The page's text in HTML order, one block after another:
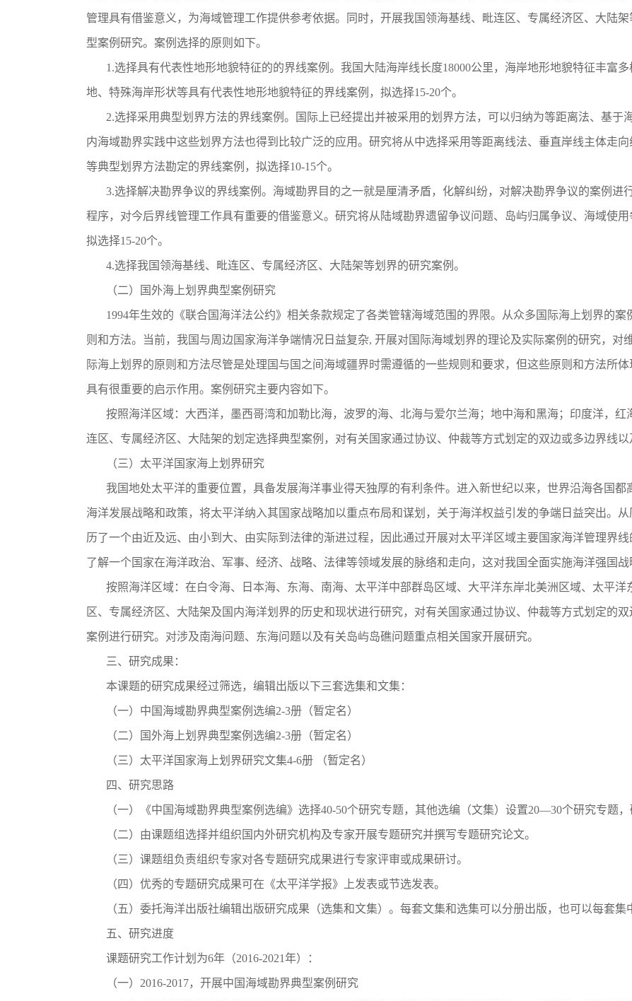
管理具有借鉴意义，为海域管理工作提供参考依据。同时，开展我国领海基线、毗连区、专属经济区、大陆
型案例研究。案例选择的原则如下。
1.选择具有代表性地形地貌特征的的界线案例。我国大陆海岸线长度18000公里，海岸地形地貌特征丰富
地、特殊海岸形状等具有代表性地形地貌特征的界线案例，拟选择15-20个。
2.选择采用典型划界方法的界线案例。国际上已经提出并被采用的划界方法，可以归纳为等距离法、基于
内海域勘界实践中这些划界方法也得到比较广泛的应用。研究将从中选择采用等距离线法、垂直岸线主体走
等典型划界方法勘定的界线案例，拟选择10-15个。
3.选择解决勘界争议的界线案例。海域勘界目的之一就是厘清矛盾，化解纠纷，对解决勘界争议的案例进
程序，对今后界线管理工作具有重要的借鉴意义。研究将从陆域勘界遗留争议问题、岛屿归属争议、海域使
拟选择15-20个。
4.选择我国领海基线、毗连区、专属经济区、大陆架等划界的研究案例。
（二）国外海上划界典型案例研究
1994年生效的《联合国海洋法公约》相关条款规定了各类管辖海域范围的界限。从众多国际海上划界的案
则和方法。当前，我国与周边国家海洋争端情况日益复杂, 开展对国际海域划界的理论及实际案例的研究，对
际海上划界的原则和方法尽管是处理国与国之间海域疆界时需遵循的一些规则和要求，但这些原则和方法所
具有很重要的启示作用。案例研究主要内容如下。
按照海洋区域：大西洋，墨西哥湾和加勒比海，波罗的海、北海与爱尔兰海；地中海和黑海；印度洋，红
连区、专属经济区、大陆架的划定选择典型案例，对有关国家通过协议、仲裁等方式划定的双边或多边界线
（三）太平洋国家海上划界研究
我国地处太平洋的重要位置，具备发展海洋事业得天独厚的有利条件。进入新世纪以来，世界沿海各国都
海洋发展战略和政策，将太平洋纳入其国家战略加以重点布局和谋划，关于海洋权益引发的争端日益突出。
历了一个由近及远、由小到大、由实际到法律的渐进过程，因此通过开展对太平洋区域主要国家海洋管理界
了解一个国家在海洋政治、军事、经济、战略、法律等领域发展的脉络和走向，这对我国全面实施海洋强国
按照海洋区域：在白令海、日本海、东海、南海、太平洋中部群岛区域、大平洋东岸北美洲区域、太平洋
区、专属经济区、大陆架及国内海洋划界的历史和现状进行研究，对有关国家通过协议、仲裁等方式划定的
案例进行研究。对涉及南海问题、东海问题以及有关岛屿岛礁问题重点相关国家开展研究。
三、研究成果：
本课题的研究成果经过筛选，编辑出版以下三套选集和文集：
（一）中国海域勘界典型案例选编2-3册（暂定名）
（二）国外海上划界典型案例选编2-3册（暂定名）
（三）太平洋国家海上划界研究文集4-6册 （暂定名）
四、研究思路
（一）《中国海域勘界典型案例选编》选择40-50个研究专题，其他选编（文集）设置20—30个研究专题，
（二）由课题组选择并组织国内外研究机构及专家开展专题研究并撰写专题研究论文。
（三）课题组负责组织专家对各专题研究成果进行专家评审或成果研讨。
（四）优秀的专题研究成果可在《太平洋学报》上发表或节选发表。
（五）委托海洋出版社编辑出版研究成果（选集和文集）。每套文集和选集可以分册出版，也可以每套集
五、研究进度
课题研究工作计划为6年（2016-2021年）：
（一）2016-2017，开展中国海域勘界典型案例研究